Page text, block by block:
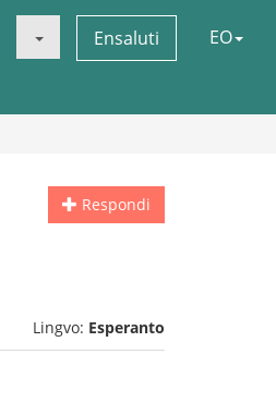
Ensaluti EO
Respondi
Lingvo: Esperanto